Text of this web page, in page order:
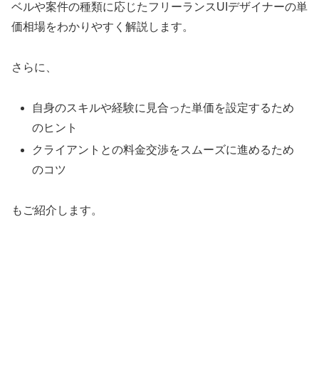
ベルや案件の種類に応じたフリーランスUIデザイナーの単
価相場をわかりやすく解説します。
さらに、
自身のスキルや経験に見合った単価を設定するため
のヒント
クライアントとの料金交渉をスムーズに進めるため
のコツ
もご紹介します。